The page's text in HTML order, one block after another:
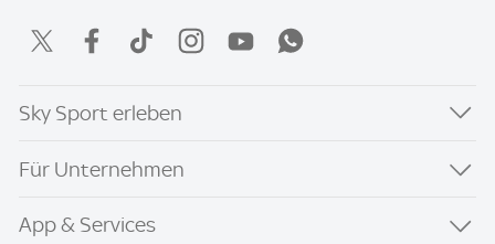
Sky Sport erleben
Für Unternehmen
App & Services